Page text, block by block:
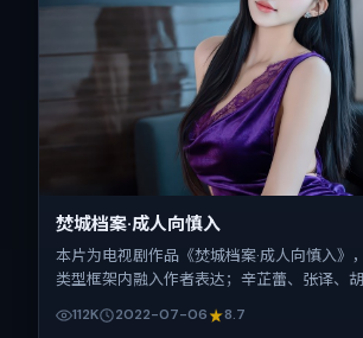
焚城档案·成人向慎入
本片为电视剧作品《焚城档案·成人向慎入》
类型框架内融入作者表达；辛芷蕾、张译、
品背景为泰国。上映时间 2022年7月6日（公
112K 2022-07-06 8.7